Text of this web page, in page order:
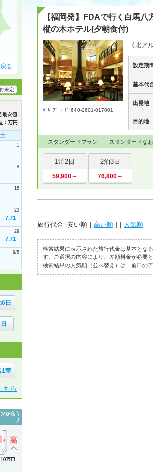
戻る
未定
土
1
8
15
22
7.71
29
7.71
9/5
日
1室
ちら
【福岡発】FDAで行く白馬
樅の木ホテル(夕朝食付)
ｸﾞﾙｰﾌﾟ ｺｰﾄﾞ:640-2601-017001
《北ア
設定期
基本代
出発地
目的地
スタンダードプラン スタンダードな
1泊2日
59,900～
2泊3日
76,800～
旅行代金 [安い順 ｜ 高い順 ]｜ 人気順
検索結果に表示された旅行代金は基本とな
す。ご選択の内容により、差額料金が必要
検索結果の人気順（並べ替え）は、前日の